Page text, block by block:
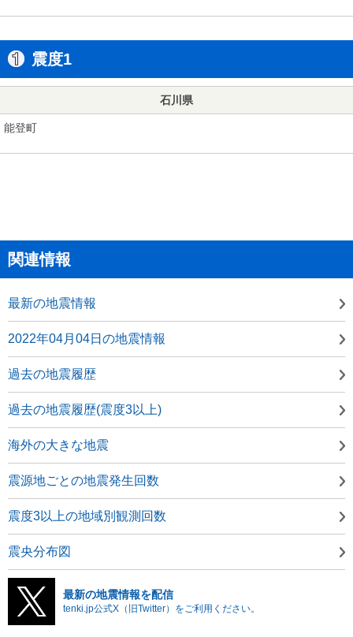
震度1
石川県
能登町
関連情報
最新の地震情報
2022年04月04日の地震情報
過去の地震履歴
過去の地震履歴(震度3以上)
海外の大きな地震
震源地ごとの地震発生回数
震度3以上の地域別観測回数
震央分布図
最新の地震情報を配信
tenki.jp公式X（旧Twitter）をご利用ください。